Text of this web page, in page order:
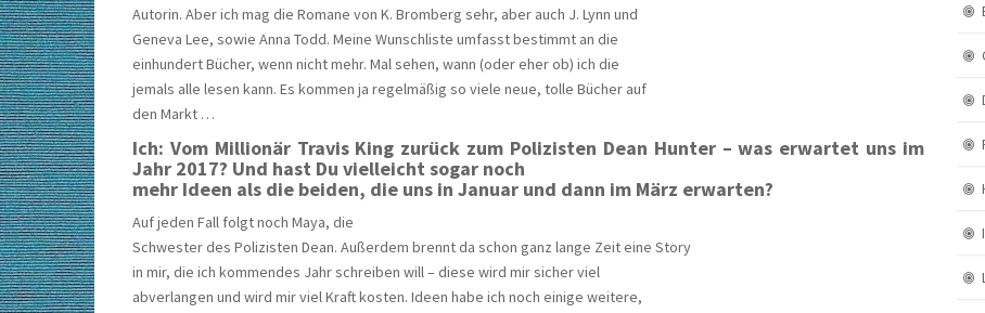
Autorin. Aber ich mag die Romane von K. Bromberg sehr, aber auch J. Lynn und
Geneva Lee, sowie Anna Todd. Meine Wunschliste umfasst bestimmt an die
einhundert Bücher, wenn nicht mehr. Mal sehen, wann (oder eher ob) ich die
jemals alle lesen kann. Es kommen ja regelmäßig so viele neue, tolle Bücher auf
den Markt …
Ich: Vom Millionär Travis King zurück zum Polizisten Dean Hunter– was erwartet uns im
Jahr 2017? Und hast Du vielleicht sogar noch
mehr Ideen als die beiden, die uns in Januar und dann im März erwarten?
Auf jeden Fall folgt noch Maya, die
Schwester des Polizisten Dean. Außerdem brennt da schon ganz lange Zeit eine Story
in mir, die ich kommendes Jahr schreiben will – diese wird mir sicher viel
abverlangen und wird mir viel Kraft kosten. Ideen habe ich noch einige weitere,